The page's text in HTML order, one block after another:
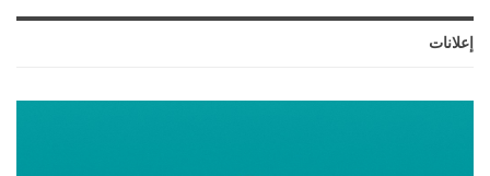
إعلانات